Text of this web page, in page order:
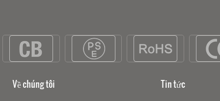
Về chúng tôi Tin tức